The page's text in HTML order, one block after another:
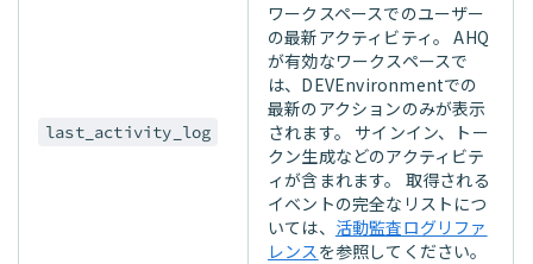
last_activity_log
ワークスペースでのユーザー
の最新アクティビティ。 AHQ
が有効なワークスペースで
は、DEVEnvironmentでの
最新のアクションのみが表示
されます。 サインイン、トー
クン生成などのアクティビテ
ィが含まれます。 取得される
イベントの完全なリストにつ
いては、 活動監査ログリファ
レンスを参照してください。